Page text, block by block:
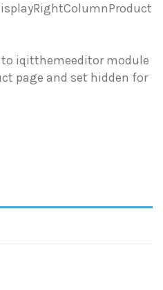
to iqitthemeeditor module
page and set hidden for